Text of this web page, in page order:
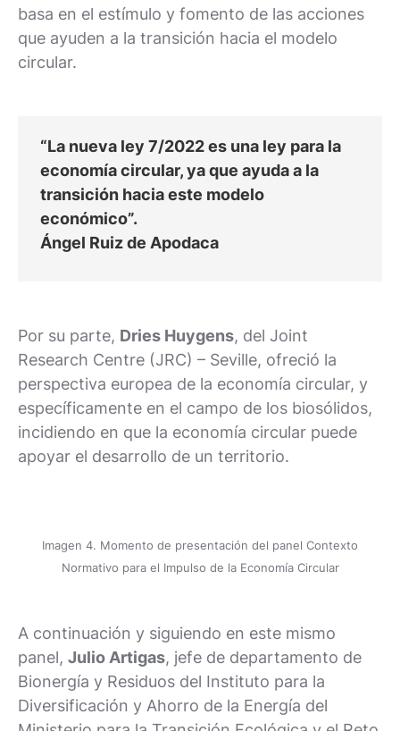
basa en el estímulo y fomento de las acciones
que ayuden a la transición hacia el modelo
circular.
“La nueva ley 7/2022 es una ley para la
economía circular, ya que ayuda a la
transición hacia este modelo
económico”.
Ángel Ruiz de Apodaca
Por su parte, Dries Huygens, del Joint
Research Centre (JRC) – Seville, ofreció la
perspectiva europea de la economía circular, y
específicamente en el campo de los biosólidos,
incidiendo en que la economía circular puede
apoyar el desarrollo de un territorio.
Imagen 4. Momento de presentación del panel Contexto
Normativo para el Impulso de la Economía Circular
A continuación y siguiendo en este mismo
panel, Julio Artigas, jefe de departamento de
Bionergía y Residuos del Instituto para la
Diversificación y Ahorro de la Energía del